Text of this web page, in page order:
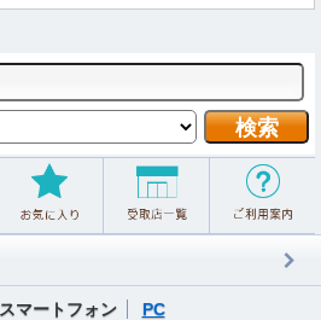
スマートフォン PC